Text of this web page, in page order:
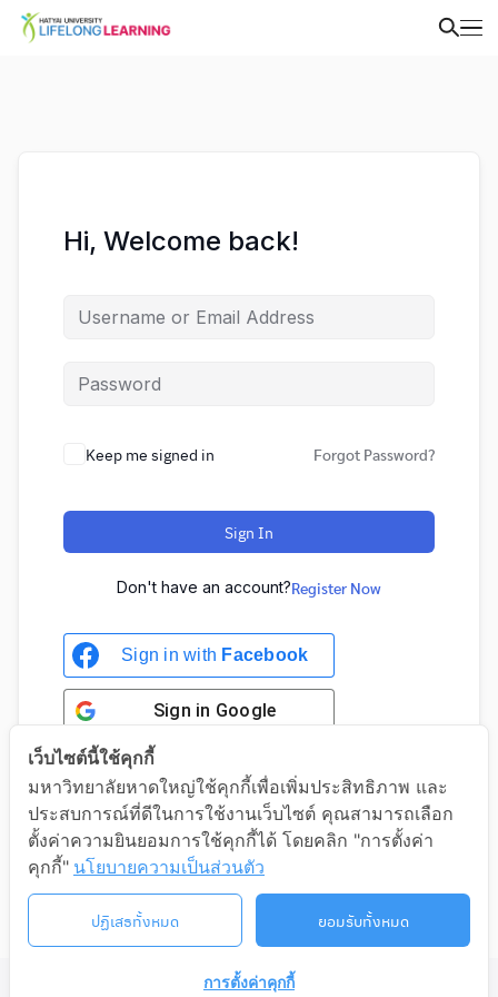
Hi, Welcome back!
Keep me signed in Forgot Password?
Sign In
Don't have an account?Register Now
Sign in with Facebook
Sign in Google
Sign in with Google
©2026 LIFELONG.HU.AC.TH. ALL RIGHTS RESERVED.
เว็บไซต์นี้ใช้คุกกี้
มหาวิทยาลัยหาดใหญ่ใช้คุกกี้เพื่อเพิ่มประสิทธิภาพ และ
ประสบการณ์ที่ดีในการใช้งานเว็บไซต์ คุณสามารถเลือก
ตั้งค่าความยินยอมการใช้คุกกี้ได้ โดยคลิก "การตั้งค่า
คุกกี้" นโยบายความเป็นส่วนตัว
ปฏิเสธทั้งหมด ยอมรับทั้งหมด
การตั้งค่าคุกกี้